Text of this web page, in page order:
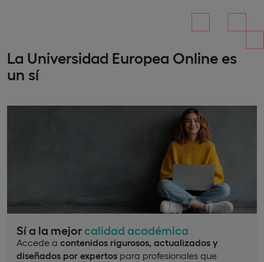
La Universidad Europea Online es
un sí
Sí a la mejorcalidad académica
Accede a contenidos rigurosos, actualizados y
diseñados por expertos para profesionales que